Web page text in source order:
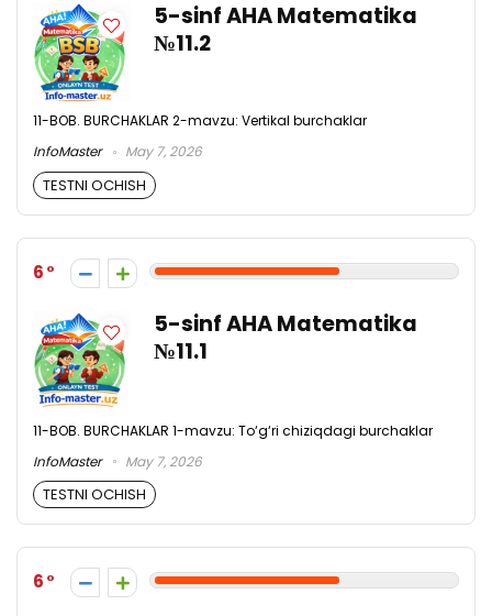
5-sinf AHA Matematika
№11.2
11-BOB. BURCHAKLAR 2-mavzu: Vertikal burchaklar
InfoMaster
May 7, 2026
TESTNI OCHISH
6
5-sinf AHA Matematika
№11.1
11-BOB. BURCHAKLAR 1-mavzu: To‘g‘ri chiziqdagi burchaklar
InfoMaster
May 7, 2026
TESTNI OCHISH
6